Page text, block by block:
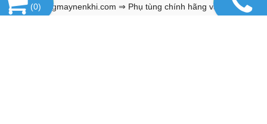
www.phutungmaynenkhi.com ⇒ Phụ tùng chính hãng và thay thế
cho máy nén khí: Alascopco, Boge, Compair, Gardner Denver,
(0)